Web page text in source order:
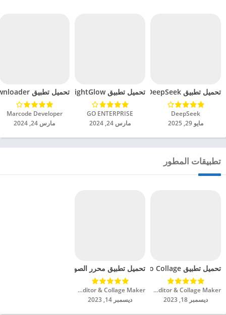
تحميل تطبيق DeepSeek مهكر للاندرويد 2025
DeepSeek‏
مايو 29, 2025
تحميل تطبيق BrightGlow مهكر للاندرويد 2024
GO ENTERPRISE‏
مارس 24, 2024
تحميل تطبيق mp4 video downloader مهكر للاندرويد 2024
Marcode Developer‏
مارس 24, 2024
تطبيقات المطور
تحميل تطبيق Photo Collage مهكر للاندرويد 2024
Photo Editor & Collage Maker‏
ديسمبر 18, 2023
تحميل تطبيق محرر الصور برنامج دمج الصور مهكر
Photo Editor & Collage Maker‏
ديسمبر 14, 2023